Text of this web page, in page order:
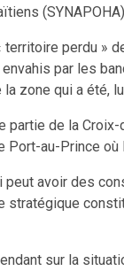
perdu »
par les
zone qui a été,
partie de la
Port-au-Prince
avoir des
stratégique
sur la